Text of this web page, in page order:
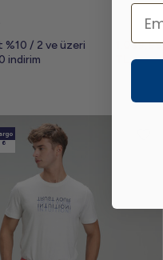
/ 2 ve üzeri
indirim
1.039,99
6
Email